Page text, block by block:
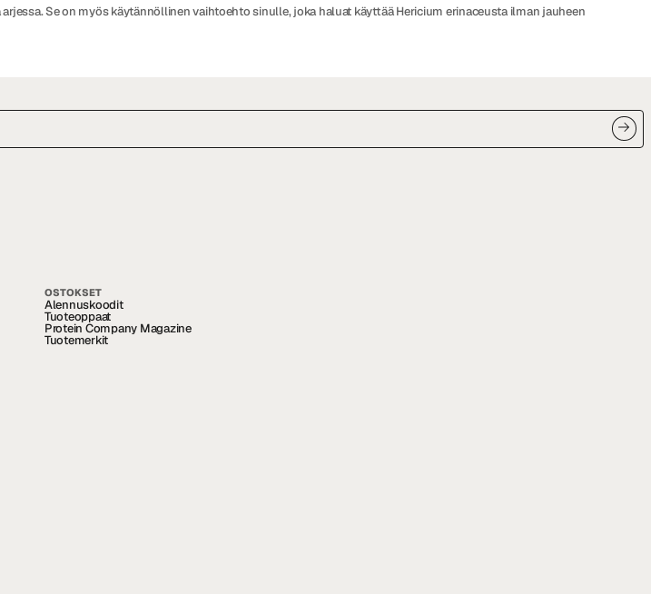
Se on myös käytännöllinen vaihtoehto sinulle, joka haluat käyttää Hericium erinaceusta ilman jauheen
OSTOKSET
Alennuskoodit
Tuoteoppaat
Protein Company Magazine
Tuotemerkit